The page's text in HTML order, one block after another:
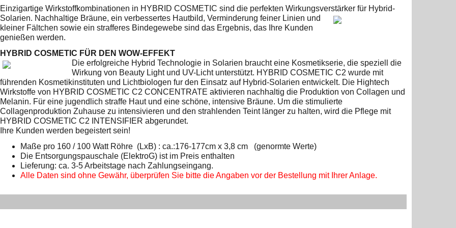
Einzigartige Wirkstoffkombinationen in HYBRID COSMETIC sind die perfekten Wirkungsverstärker für Hybrid-
Solarien. Nachhaltige Bräune, ein verbessertes Hautbild, Verminderung feiner Linien und
kleiner Fältchen sowie ein strafferes Bindegewebe sind das Ergebnis, das Ihre Kunden
genießen werden.
HYBRID COSMETIC FÜR DEN WOW-EFFEKT
Die erfolgreiche Hybrid Technologie in Solarien braucht eine Kosmetikserie, die speziell die
Wirkung von Beauty Light und UV-Licht unterstützt. HYBRID COSMETIC C2 wurde mit
führenden Kosmetikinstituten und Lichtbiologen fur den Einsatz auf Hybrid-Solarien entwickelt. Die Hightech
Wirkstoffe von HYBRID COSMETIC C2 CONCENTRATE aktivieren nachhaltig die Produktion von Collagen und
Melanin. Für eine jugendlich straffe Haut und eine schöne, intensive Bräune. Um die stimulierte
Collagenproduktion Zuhause zu intensivieren und den strahlenden Teint länger zu halten, wird die Pflege mit
HYBRID COSMETIC C2 INTENSIFIER abgerundet.
Ihre Kunden werden begeistert sein!
Maße pro 160 / 100 Watt Röhre (LxB) : ca.:176-177cm x 3,8 cm (genormte Werte)
Die Entsorgungspauschale (ElektroG) ist im Preis enthalten
Lieferung: ca. 3-5 Arbeitstage nach Zahlungseingang.
Alle Daten sind ohne Gewähr, überprüfen Sie bitte die Angaben vor der Bestellung mit Ihrer Anlage.